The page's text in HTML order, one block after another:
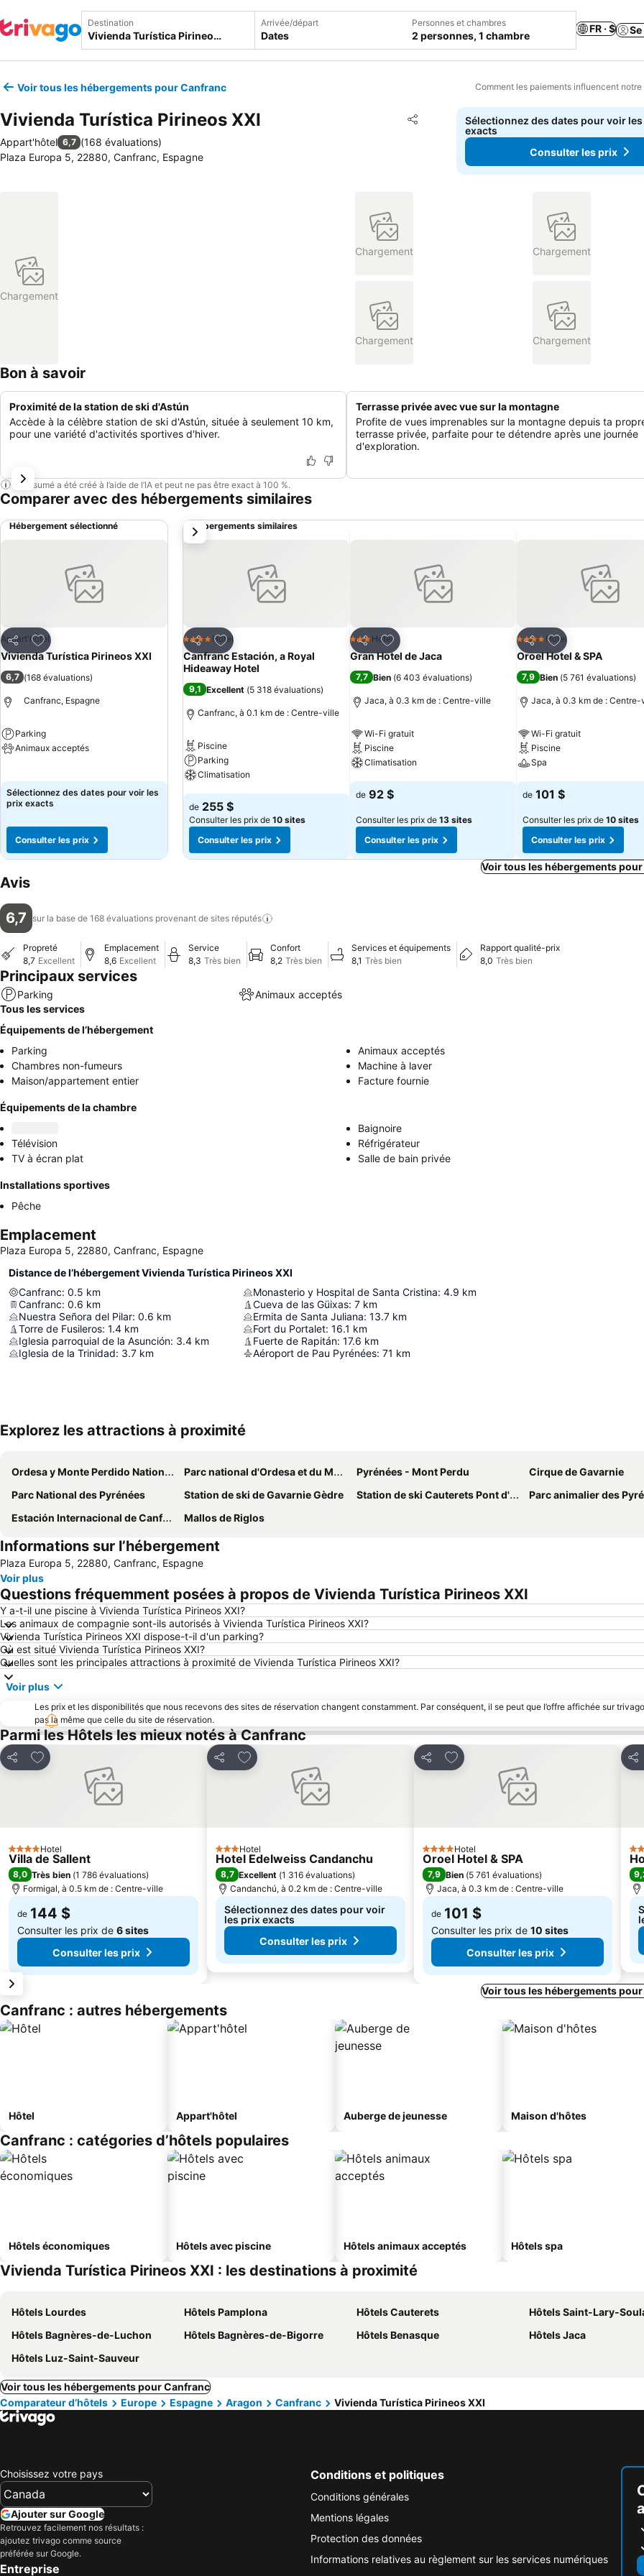
Destination Arrivée/départ
Dates
Personnes et chambres
2 personnes, 1 chambre
FR · $
Voir tous les hébergements pour Canfranc Comment les paiements influencent
Vivienda Turística Pirineos XXI Partager
Ajouter à mes favoris
Appart'hôtel 6,7 (168 évaluations)
Plaza Europa 5, 22880, Canfranc, Espagne
Sélectionnez des dates pour voir
exacts
Consulter les prix
Chargement
Chargement Chargement
Chargement Chargement
Bon à savoir
Proximité de la station de ski d'Astún
Accède à la célèbre station de ski d'Astún, située à seulement 10 km,
pour une variété d'activités sportives d'hiver.
Terrasse privée avec vue sur la montagne
Profite de vues imprenables sur la montagne depuis ta
terrasse privée, parfaite pour te détendre après une journée
d'exploration.
Ce résumé a été créé à l’aide de l’IA et peut ne pas être exact à 100 %.
Comparer avec des hébergements similaires
Hébergement sélectionné
Partager
Ajouter à mes favoris
Appart'hôtel
Vivienda Turística Pirineos XXI
6,7 (168 évaluations)
Canfranc, Espagne
Parking
Animaux acceptés
Sélectionnez des dates pour voir les
prix exacts
Consulter les prix
Hébergements similaires
Partager
Ajouter à mes favoris
4 ÉtoilesHotel
Canfranc Estación, a Royal
Hideaway Hotel
9,1 Excellent (5 318 évaluations)
Canfranc, à 0.1 km de : Centre-ville
Piscine
Parking
Climatisation
Consulter les prix
de 255 $
Consulter les prix de 10 sites
Consulter les prix
Partager
Ajouter à mes favoris
3 ÉtoilesHotel
Gran Hotel de Jaca
7,7 Bien (6 403 évaluations)
Jaca, à 0.3 km de : Centre-ville
Wi-Fi gratuit
Piscine
Climatisation
Consulter les prix
de 92 $
Consulter les prix de 13 sites
Consulter les prix
Partager
Ajouter à mes
4 ÉtoilesHotel
Oroel Hotel & SPA
7,9 Bien (5 761 évaluations)
Jaca, à 0.3 km de : Centre-
Wi-Fi gratuit
Piscine
Spa
Consulter les prix
de 101 $
Consulter les prix de 10 sites
Consulter les prix
suivant
Voir tous les hébergements
Avis
6,7 sur la base de 168 évaluations provenant de sites réputés
Propreté
8,7 Excellent
Emplacement
8,6 Excellent
Service
8,3 Très bien
Confort
8,2 Très bien
Services et équipements
8,1 Très bien
Rapport qualité-prix
8,0 Très bien
Principaux services
Parking
Animaux acceptés
Tous les services
Équipements de l’hébergement
Parking
Animaux acceptés
Chambres non-fumeurs
Machine à laver
Maison/appartement entier
Facture fournie
Équipements de la chambre
Baignoire
Télévision
Réfrigérateur
TV à écran plat
Salle de bain privée
Installations sportives
Pêche
Emplacement
Plaza Europa 5, 22880, Canfranc, Espagne
Distance de l’hébergement Vivienda Turística Pirineos XXI
Canfranc: 0.5 km
Canfranc: 0.6 km
Nuestra Señora del Pilar: 0.6 km
Torre de Fusileros: 1.4 km
Iglesia parroquial de la Asunción: 3.4 km
Iglesia de la Trinidad: 3.7 km
Monasterio y Hospital de Santa Cristina: 4.9 km
Cueva de las Güixas: 7 km
Ermita de Santa Juliana: 13.7 km
Fort du Portalet: 16.1 km
Fuerte de Rapitán: 17.6 km
Aéroport de Pau Pyrénées: 71 km
Explorez les attractions à proximité
Ordesa y Monte Perdido National Park Parc national d'Ordesa et du Mont Perdu Pyrénées - Mont Perdu
Cirque de Gavarnie
Parc National des Pyrénées
Station de ski de Gavarnie Gèdre Station de ski Cauterets Pont d'Espagne
Parc animalier des
Estación Internacional de Canfranc
Mallos de Riglos
Informations sur l’hébergement
Plaza Europa 5, 22880, Canfranc, Espagne
Voir plus
Questions fréquemment posées à propos de Vivienda Turística Pirineos XXI
Y a-t-il une piscine à Vivienda Turística Pirineos XXI?
Les animaux de compagnie sont-ils autorisés à Vivienda Turística Pirineos XXI?
Vivienda Turística Pirineos XXI dispose-t-il d'un parking?
Où est situé Vivienda Turística Pirineos XXI?
Quelles sont les principales attractions à proximité de Vivienda Turística Pirineos XXI?
Voir plus
Les prix et les disponibilités que nous recevons des sites de réservation changent constamment. Par conséquent, il se peut que l’offre affichée sur
pas la même que celle du site de réservation.
Parmi les Hôtels les mieux notés à Canfranc
Partager
Ajouter à mes favoris
4 ÉtoilesHotel
Villa de Sallent
8,0 Très bien (1 786 évaluations)
Formigal, à 0.5 km de : Centre-ville
de 144 $
Consulter les prix de 6 sites
Consulter les prix
Partager
Ajouter à mes favoris
3 Étoiles
Hotel
Hotel Edelweiss Candanchu
8,7 Excellent (1 316 évaluations)
Candanchú, à 0.2 km de : Centre-ville
Sélectionnez des dates pour voir
les prix exacts
Consulter les prix
Partager
Ajouter à mes favoris
4 ÉtoilesHotel
Oroel Hotel & SPA
7,9 Bien (5 761 évaluations)
Jaca, à 0.3 km de : Centre-ville
de 101 $
Consulter les prix de 10 sites
Consulter les prix
3
Voir tous les hébergements
Canfranc : autres hébergements
Hôtel Appart'hôtel Auberge de jeunesse Maison d'hôtes
Canfranc : catégories d’hôtels populaires
Hôtels économiques Hôtels avec piscine Hôtels animaux acceptés Hôtels spa
Vivienda Turística Pirineos XXI : les destinations à proximité
Hôtels Lourdes Hôtels Pamplona Hôtels Cauterets
Hôtels Saint-Lary-
Hôtels Bagnères-de-Luchon
Hôtels Bagnères-de-Bigorre Hôtels Benasque
Hôtels Jaca
Hôtels Luz-Saint-Sauveur
Voir tous les hébergements pour Canfranc
Comparateur d’hôtels
Europe Espagne Aragon Canfranc Vivienda Turística Pirineos XXI
Choisissez votre pays
Ajouter sur Google
Retrouvez facilement nos résultats :
ajoutez trivago comme source
préférée sur Google.
Entreprise
Conditions et politiques
Conditions générales
Mentions légales
Protection des données
Informations relatives au règlement sur les services numériques